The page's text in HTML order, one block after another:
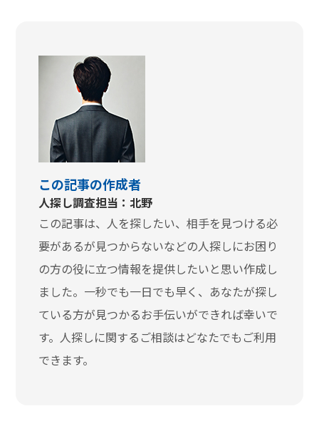
この記事の作成者
人探し調査担当：北野
この記事は、人を探したい、相手を見つける必
要があるが見つからないなどの人探しにお困り
の方の役に立つ情報を提供したいと思い作成し
ました。一秒でも一日でも早く、あなたが探し
ている方が見つかるお手伝いができれば幸いで
す。人探しに関するご相談はどなたでもご利用
できます。